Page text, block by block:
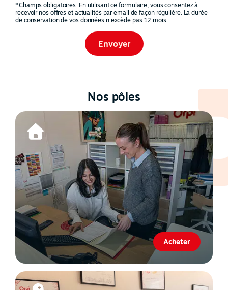
*Champs obligatoires. En utilisant ce formulaire, vous consentez à
recevoir nos offres et actualités par email de façon régulière. La durée
de conservation de vos données n'excède pas 12 mois.
Nos pôles
Acheter